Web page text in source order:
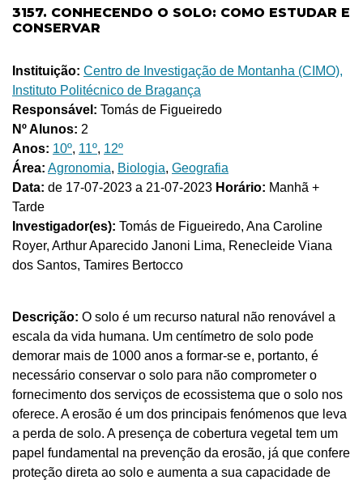
3157. CONHECENDO O SOLO: COMO ESTUDAR E
CONSERVAR
Instituição: Centro de Investigação de Montanha (CIMO),
Instituto Politécnico de Bragança
Responsável: Tomás de Figueiredo
Nº Alunos: 2
Anos: 10º, 11º, 12º
Área: Agronomia, Biologia, Geografia
Data: de 17-07-2023 a 21-07-2023 Horário: Manhã +
Tarde
Investigador(es): Tomás de Figueiredo, Ana Caroline
Royer, Arthur Aparecido Janoni Lima, Renecleide Viana
dos Santos, Tamires Bertocco
Descrição: O solo é um recurso natural não renovável a
escala da vida humana. Um centímetro de solo pode
demorar mais de 1000 anos a formar-se e, portanto, é
necessário conservar o solo para não comprometer o
fornecimento dos serviços de ecossistema que o solo nos
oferece. A erosão é um dos principais fenómenos que leva
a perda de solo. A presença de cobertura vegetal tem um
papel fundamental na prevenção da erosão, já que confere
proteção direta ao solo e aumenta a sua capacidade de